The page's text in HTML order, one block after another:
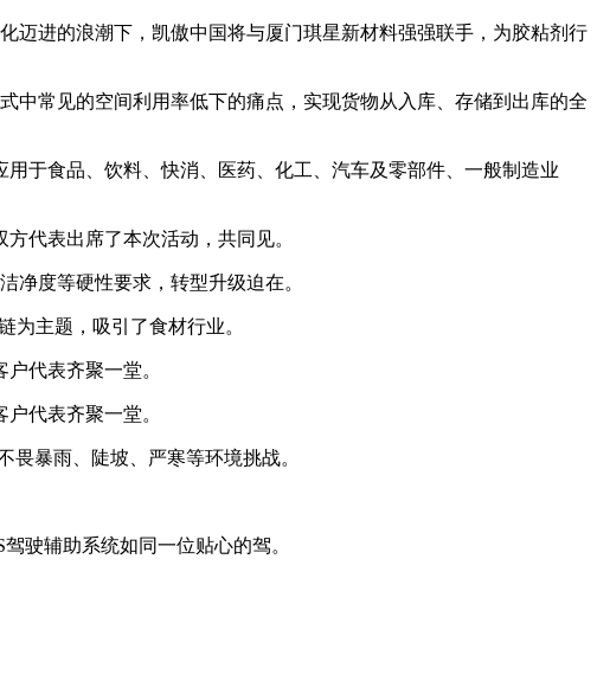
进的浪潮下，凯傲中国将与厦门琪星新材料强强联手，为胶粘剂行
常见的空间利用率低下的痛点，实现货物从入库、存储到出库的全
于食品、饮料、快消、医药、化工、汽车及零部件、一般制造业
代表出席了本次活动，共同见。
度等硬性要求，转型升级迫在。
主题，吸引了食材行业。
代表齐聚一堂。
代表齐聚一堂。
暴雨、陡坡、严寒等环境挑战。
驶辅助系统如同一位贴心的驾。